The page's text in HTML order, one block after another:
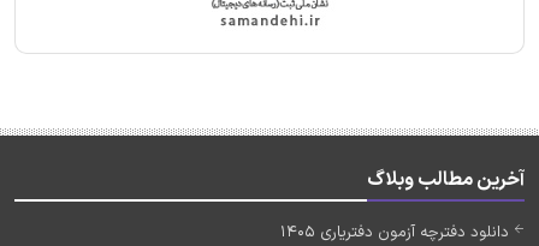
آخرین مطالب وبلاگ
دانلود دفترچه آزمون دفتریاری 1405